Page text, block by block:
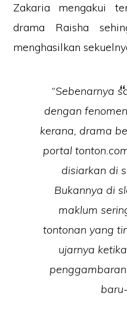
Zakaria mengakui
drama Raisha
menghasilkan
“Sebenarnya
dengan
kerana, drama
portal
disiarkan di
Bukannya di
maklum
tontonan yang
ujarnya